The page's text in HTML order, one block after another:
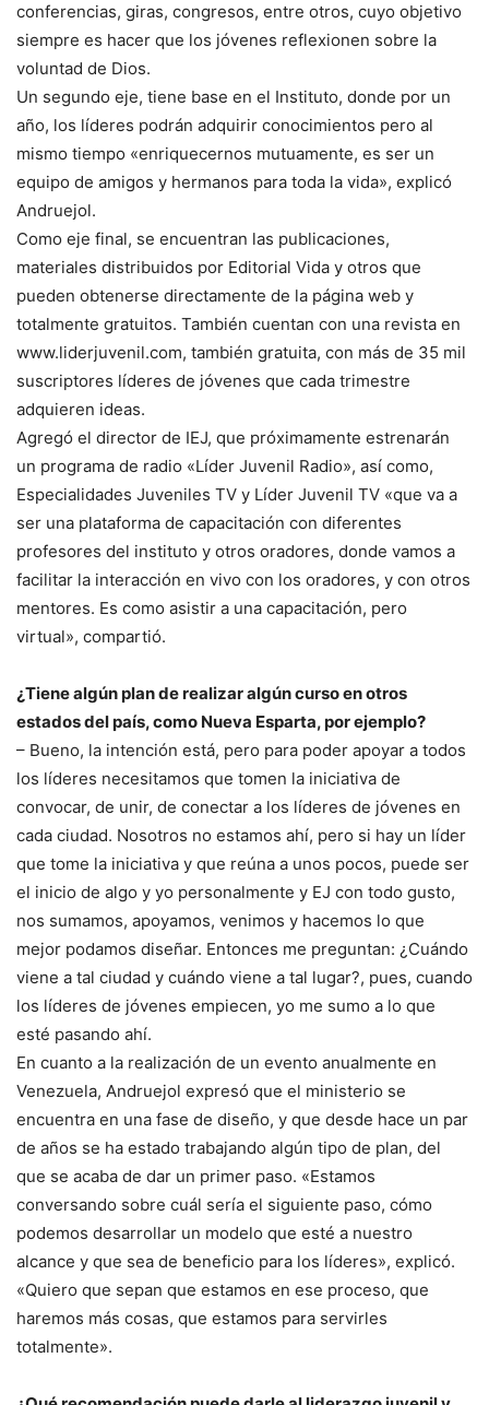
conferencias, giras, congresos, entre otros, cuyo objetivo
siempre es hacer que los jóvenes reflexionen sobre la
voluntad de Dios.
Un segundo eje, tiene base en el Instituto, donde por un
año, los líderes podrán adquirir conocimientos pero al
mismo tiempo «enriquecernos mutuamente, es ser un
equipo de amigos y hermanos para toda la vida», explicó
Andruejol.
Como eje final, se encuentran las publicaciones,
materiales distribuidos por Editorial Vida y otros que
pueden obtenerse directamente de la página web y
totalmente gratuitos. También cuentan con una revista en
www.liderjuvenil.com, también gratuita, con más de 35 mil
suscriptores líderes de jóvenes que cada trimestre
adquieren ideas.
Agregó el director de IEJ, que próximamente estrenarán
un programa de radio «Líder Juvenil Radio», así como,
Especialidades Juveniles TV y Líder Juvenil TV «que va a
ser una plataforma de capacitación con diferentes
profesores del instituto y otros oradores, donde vamos a
facilitar la interacción en vivo con los oradores, y con otros
mentores. Es como asistir a una capacitación, pero
virtual», compartió.
¿Tiene algún plan de realizar algún curso en otros
estados del país, como Nueva Esparta, por ejemplo?
– Bueno, la intención está, pero para poder apoyar a todos
los líderes necesitamos que tomen la iniciativa de
convocar, de unir, de conectar a los líderes de jóvenes en
cada ciudad. Nosotros no estamos ahí, pero si hay un líder
que tome la iniciativa y que reúna a unos pocos, puede ser
el inicio de algo y yo personalmente y EJ con todo gusto,
nos sumamos, apoyamos, venimos y hacemos lo que
mejor podamos diseñar. Entonces me preguntan: ¿Cuándo
viene a tal ciudad y cuándo viene a tal lugar?, pues, cuando
los líderes de jóvenes empiecen, yo me sumo a lo que
esté pasando ahí.
En cuanto a la realización de un evento anualmente en
Venezuela, Andruejol expresó que el ministerio se
encuentra en una fase de diseño, y que desde hace un par
de años se ha estado trabajando algún tipo de plan, del
que se acaba de dar un primer paso. «Estamos
conversando sobre cuál sería el siguiente paso, cómo
podemos desarrollar un modelo que esté a nuestro
alcance y que sea de beneficio para los líderes», explicó.
«Quiero que sepan que estamos en ese proceso, que
haremos más cosas, que estamos para servirles
totalmente».